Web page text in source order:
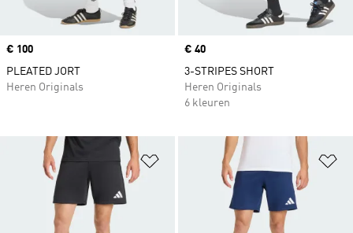
Price
€ 100
PLEATED JORT
Heren Originals
Price
€ 40
3-STRIPES SHORT
Heren Originals
6 kleuren
Op verlanglijst zetten